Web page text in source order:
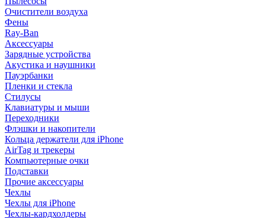
Очистители воздуха
Фены
Ray-Ban
Аксессуары
Зарядные устройства
Акустика и наушники
Пауэрбанки
Пленки и стекла
Стилусы
Клавиатуры и мыши
Переходники
Флэшки и накопители
Кольца держатели для iPhone
AirTag и трекеры
Компьютерные очки
Подставки
Прочие аксессуары
Чехлы
Чехлы для iPhone
Чехлы-кардхолдеры